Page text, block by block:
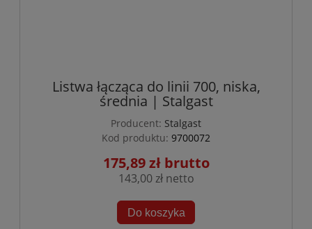
Listwa łącząca do linii 700, niska,
średnia | Stalgast
Producent: Stalgast
Kod produktu: 9700072
175,89 zł
143,00 zł
Do koszyka